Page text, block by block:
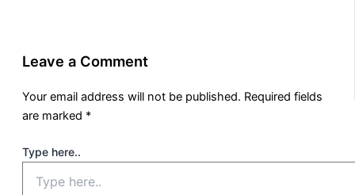
Leave a Comment
Your email address will not be published. Required fields
are marked *
Type here..